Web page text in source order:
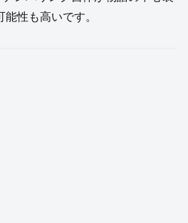
性も高いです。